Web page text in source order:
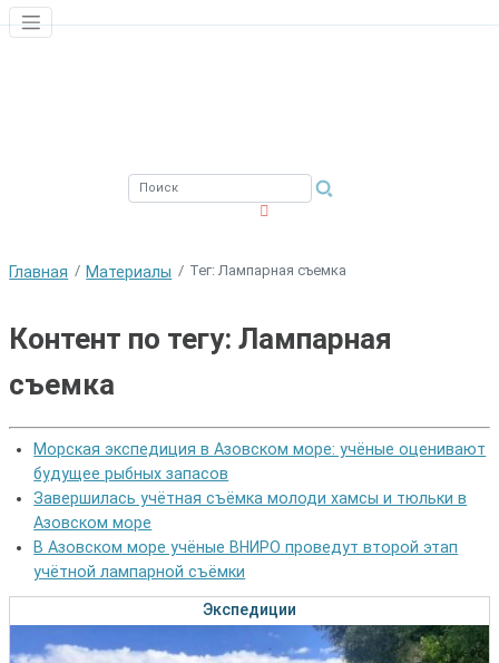
Главная Материалы Тег: Лампарная съемка
Контент по тегу: Лампарная
съемка
Морская экспедиция в Азовском море: учёные оценивают
будущее рыбных запасов
Завершилась учётная съёмка молоди хамсы и тюльки в
Азовском море
В Азовском море учёные ВНИРО проведут второй этап
учётной лампарной съёмки
Экспедиции